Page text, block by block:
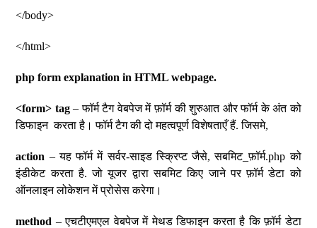
</body>
</html>
php form explanation in HTML webpage.
<form> tag– फॉर्म टैग वेबपेज में फ़ॉर्म की शुरुआत और फॉर्म के अंत को
डिफाइन करता है। फॉर्म टैग की दो महत्वपूर्ण विशेषताएँ हैं. जिसमे,
action – यह फॉर्म में सर्वर-साइड स्क्रिप्ट जैसे, सबमिट_फ़ॉर्म.php को
इंडीकेट करता है. जो यूजर द्वारा सबमिट किए जाने पर फ़ॉर्म डेटा को
ऑनलाइन लोकेशन में प्रोसेस करेगा।
method – एचटीएमएल वेबपेज में मेथड डिफाइन करता है कि फ़ॉर्म डेटा